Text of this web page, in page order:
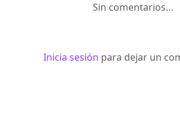
Sin comentarios…
Inicia sesión para dejar un